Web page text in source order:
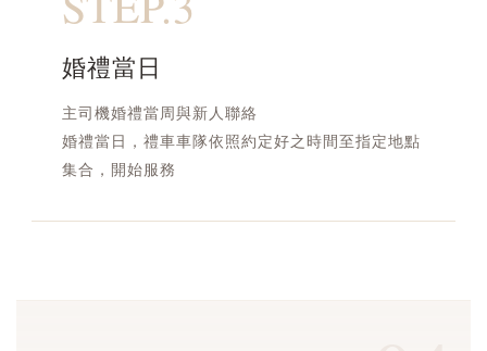
婚禮當日
主司機婚禮當周與新人聯絡
婚禮當日，禮車車隊依照約定好之時間至指定地點
集合，開始服務